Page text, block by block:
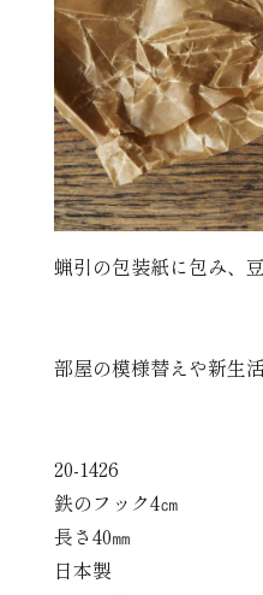
蝋引の包装紙に包み、
部屋の模様替えや新生
20-1426
鉄のフック4㎝
長さ40㎜
日本製